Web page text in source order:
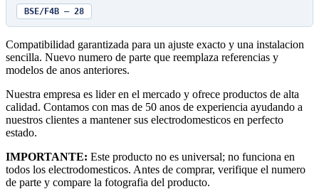
BSE/F4B — 28
Compatibilidad garantizada para un ajuste exacto y una instalacion
sencilla. Nuevo numero de parte que reemplaza referencias y
modelos de anos anteriores.
Nuestra empresa es lider en el mercado y ofrece productos de alta
calidad. Contamos con mas de 50 anos de experiencia ayudando a
nuestros clientes a mantener sus electrodomesticos en perfecto
estado.
IMPORTANTE: Este producto no es universal; no funciona en
todos los electrodomesticos. Antes de comprar, verifique el numero
de parte y compare la fotografia del producto.